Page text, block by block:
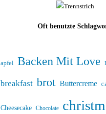
Oft benutzte
apfel Backen Mit Love
breakfast brot Buttercreme
Cheesecake Chocolate